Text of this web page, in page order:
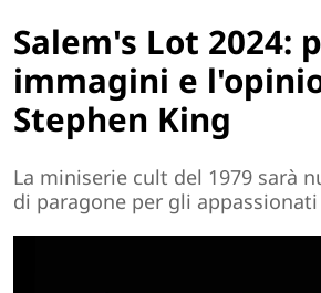
Salem's Lot 2024:
immagini e
Stephen King
La miniserie cult del 1979 sarà
di paragone per gli appassionati